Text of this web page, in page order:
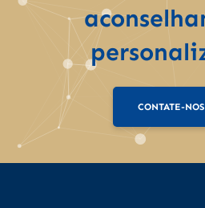
CONTATE-NOS